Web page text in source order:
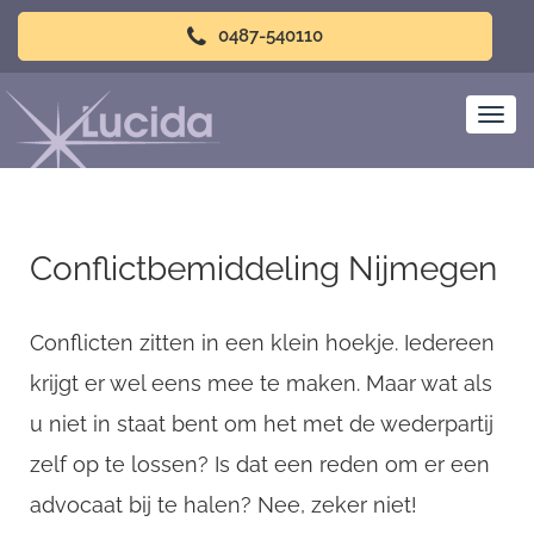
0487-540110
Conflictbemiddeling Nijmegen
Conflicten zitten in een klein hoekje. Iedereen
krijgt er wel eens mee te maken. Maar wat als
u niet in staat bent om het met de wederpartij
zelf op te lossen? Is dat een reden om er een
advocaat bij te halen? Nee, zeker niet!